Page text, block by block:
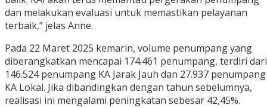
dan melakukan evaluasi untuk memastikan pelayanan
terbaik,” jelas Anne.
Pada 22 Maret 2025 kemarin, volume penumpang yang
diberangkatkan mencapai 174.461 penumpang, terdiri dari
146.524 penumpang KA Jarak Jauh dan 27.937 penumpang
KA Lokal. Jika dibandingkan dengan tahun sebelumnya,
realisasi ini mengalami peningkatan sebesar 42,45%.